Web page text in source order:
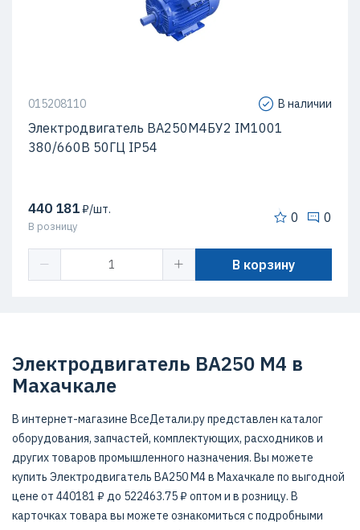
015208110 В наличии
Электродвигатель ВА250М4БУ2 IМ1001
380/660В 50ГЦ IР54
440 181₽/шт.
В розницу
0 0
В корзину
Электродвигатель ВА250 М4 в
Махачкале
В интернет-магазине ВсеДетали.ру представлен каталог
оборудования, запчастей, комплектующих, расходников и
других товаров промышленного назначения. Вы можете
купить Электродвигатель ВА250 М4 в Махачкале по выгодной
цене от 440181 ₽ до 522463.75 ₽ оптом и в розницу. В
карточках товара вы можете ознакомиться с подробными